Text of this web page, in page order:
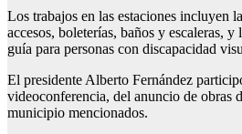
Los trabajos en las estaciones incluyen
accesos, boleterías, baños y escaleras,
guía para personas con discapacidad
El presidente Alberto Fernández
videoconferencia, del anuncio de obras
municipio mencionados.